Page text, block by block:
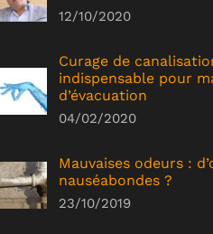
12/10/2020
Curage de
indispensable pour
d’évacuation
04/02/2020
Mauvaises odeurs :
nauséabondes ?
23/10/2019